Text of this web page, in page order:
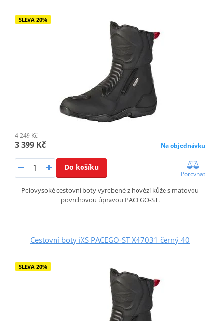
SLEVA 20%
4 249 Kč
3 399 Kč Na objednávku
Do košíku
Porovnat
Polovysoké cestovní boty vyrobené z hovězí kůže s matovou
povrchovou úpravou PACEGO-ST.
Cestovní boty iXS PACEGO-ST X47031 černý 40
SLEVA 20%